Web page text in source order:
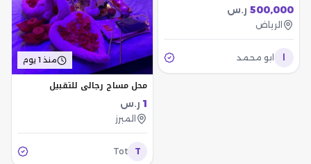
500,000 ر.س
الرياض
ابو محمد منذ 1 يوم
محل مساج رجالي للتقبيل
1 ر.س
المبرز
T
Tot